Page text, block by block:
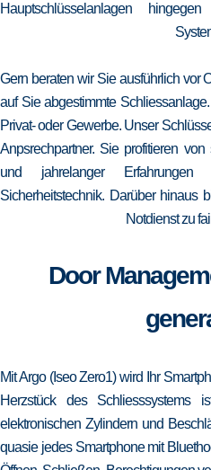
Hauptschlüsselanlagen
Gern beraten wir Sie ausführlich vor
auf Sie abgestimmte
Privat- oder Gewerbe. Unser
Anpsrechpartner. Sie profitieren
und jahrelanger
Sicherheitstechnik. Darüber hinaus
Notdienst zu
Door
Mit Argo (Iseo Zero1) wird Ihr
Herzstück des
elektronischen Zylindern und
quasie jedes Smartphone mit